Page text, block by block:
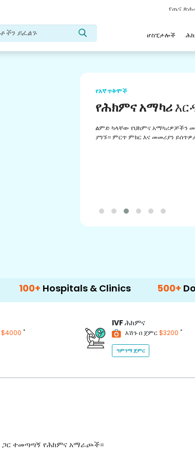
የጤና
ሆስፒታሎች
የእኛ ጥቅሞች
የሕክምና አማካሪ
ልምድ ካላቸው የህክምና አማካሪዎቻችን
ያግኙ። ምርጥ ምክር እና መመሪያን
& Clinics 500+ Doctors &
$4000 *
IVFሕክምና
እሽጉ በ ጀምር$3200 *
ግምገማ ጀምር
ጋር ተመጣጣኝ የሕክምና አማራጮች።